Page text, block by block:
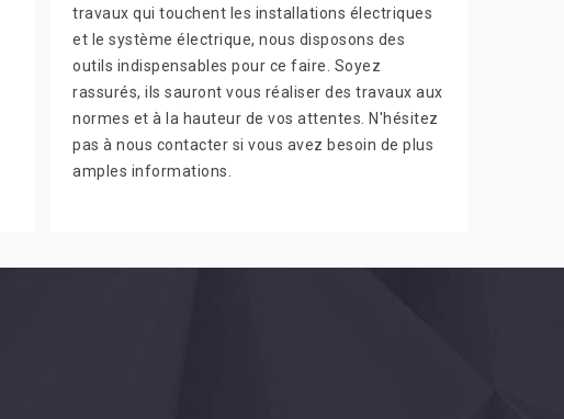
travaux qui touchent les installations électriques
et le système électrique, nous disposons des
outils indispensables pour ce faire. Soyez
rassurés, ils sauront vous réaliser des travaux aux
normes et à la hauteur de vos attentes. N'hésitez
pas à nous contacter si vous avez besoin de plus
amples informations.